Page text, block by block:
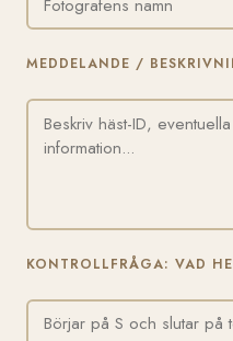
MEDDELANDE /
KONTROLLFRÅGA: VAD